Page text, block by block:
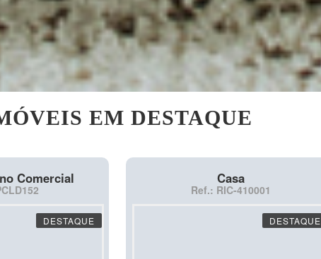
EM DESTAQUE
Comercial
DESTAQUE
Casa
Ref.: RIC-410001
DESTAQUE